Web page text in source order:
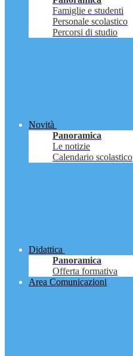
Famiglie e studenti
Personale scolastico
Percorsi di studio
Novità
Panoramica
Le notizie
Calendario scolastico
Didattica
Panoramica
Offerta formativa
Area Comunicazioni